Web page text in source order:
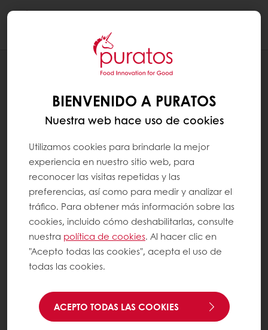
BIENVENIDO A PURATOS
Nuestra web hace uso de cookies
Utilizamos cookies para brindarle la mejor
experiencia en nuestro sitio web, para
reconocer las visitas repetidas y las
preferencias, así como para medir y analizar el
tráfico. Para obtener más información sobre las
cookies, incluido cómo deshabilitarlas, consulte
nuestra política de cookies. Al hacer clic en
"Acepto todas las cookies", acepta el uso de
todas las cookies.
ACEPTO TODAS LAS COOKIES